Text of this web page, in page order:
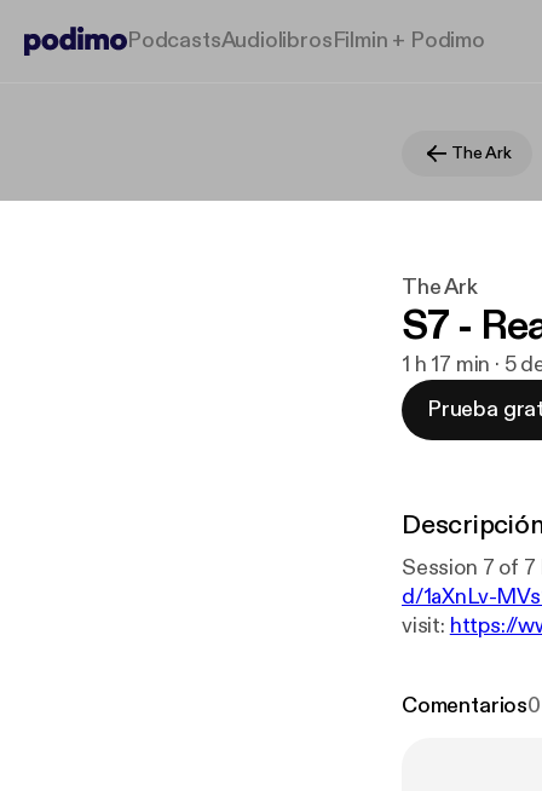
PodcastsAudiolibrosFilmin + Podimo
The Ark
The Ark
S7 -
1 h 17 min · 5
Prueba
d/1aXnLv-
visit: https://
Comentarios0